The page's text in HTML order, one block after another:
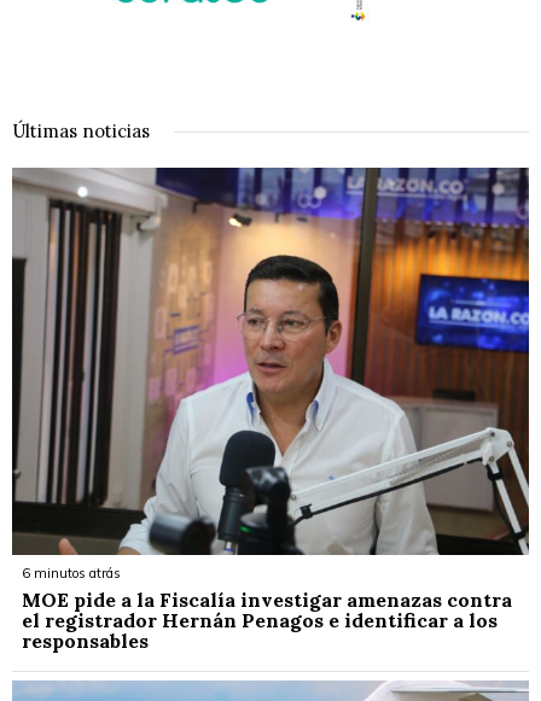
Últimas noticias
6 minutos atrás
MOE pide a la Fiscalía investigar amenazas contra
el registrador Hernán Penagos e identificar a los
responsables